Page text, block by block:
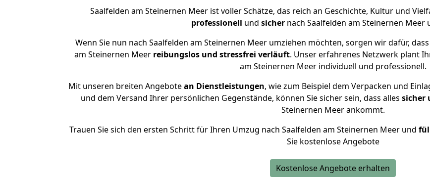
Saalfelden am Steinernen Meer ist voller Schätze, das reich an Geschichte, Kultur und
professionell und sichernach Saalfelden am Steinernen Meer
Wenn Sie nun nach Saalfelden am Steinernen Meer umziehen möchten, sorgen wir dafür,
am Steinernen Meer reibungslos und stressfrei verläuft. Unser erfahrenes Netzwerk plant
am Steinernen Meer individuell und professionell.
Mit unseren breiten Angebotean Dienstleistungen, wie zum Beispiel dem Verpacken und
und dem Versand Ihrer persönlichen Gegenstände, können Sie sicher sein, dass alles sicher
Steinernen Meer ankommt.
Trauen Sie sich den ersten Schritt für Ihren Umzug nach Saalfelden am Steinernen Meer und
Sie kostenlose Angebote
Kostenlose Angebote erhalten